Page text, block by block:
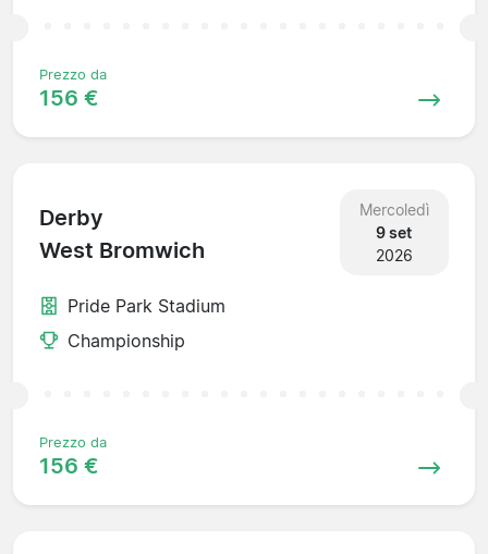
Prezzo da
156 €
Derby
West Bromwich
Mercoledì
9 set
2026
Pride Park Stadium
Championship
Prezzo da
156 €